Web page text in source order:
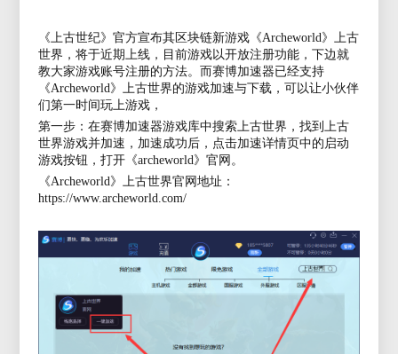
《上古世纪》官方宣布其区块链新游戏《Archeworld》上古
世界，将于近期上线，目前游戏以开放注册功能，下边就
教大家游戏账号注册的方法。而赛博加速器已经支持
《Archeworld》上古世界的游戏加速与下载，可以让小伙伴
们第一时间玩上游戏，
第一步：在赛博加速器游戏库中搜索上古世界，找到上古
世界游戏并加速，加速成功后，点击加速详情页中的启动
游戏按钮，打开《archeworld》官网。
《Archeworld》上古世界官网地址：
https://www.archeworld.com/